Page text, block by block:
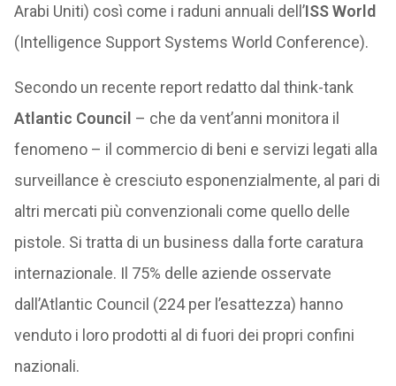
Arabi Uniti) così come i raduni annuali dell’ISS World
(Intelligence Support Systems World Conference).
Secondo un recente report redatto dal think-tank
Atlantic Council – che da vent’anni monitora il
fenomeno – il commercio di beni e servizi legati alla
surveillance è cresciuto esponenzialmente, al pari di
altri mercati più convenzionali come quello delle
pistole. Si tratta di un business dalla forte caratura
internazionale. Il 75% delle aziende osservate
dall’Atlantic Council (224 per l’esattezza) hanno
venduto i loro prodotti al di fuori dei propri confini
nazionali.